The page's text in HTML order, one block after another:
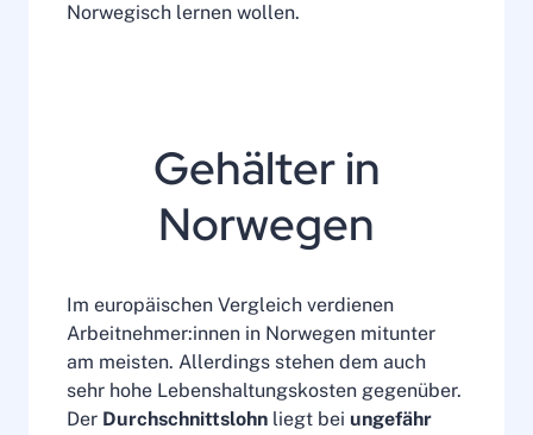
Norwegisch lernen wollen.
Gehälter in
Norwegen
Im europäischen Vergleich verdienen
Arbeitnehmer:innen in Norwegen mitunter
am meisten. Allerdings stehen dem auch
sehr hohe Lebenshaltungskosten gegenüber.
Der Durchschnittslohn liegt bei ungefähr